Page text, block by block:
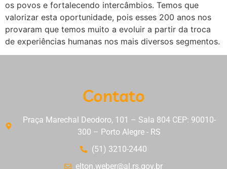
os povos e fortalecendo intercâmbios. Temos que
valorizar esta oportunidade, pois esses 200 anos nos
provaram que temos muito a evoluir a partir da troca
de experiências humanas nos mais diversos segmentos.
Contato
Praça Marechal Deodoro, 101 – Sala 804 CEP: 90010-
300 – Porto Alegre - RS
(51) 3210-2440
elton.weber@al.rs.gov.br